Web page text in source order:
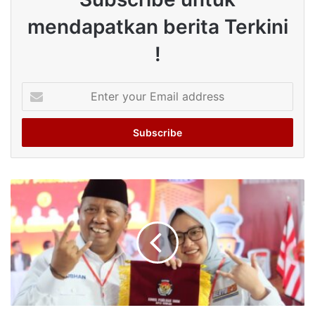
mendapatkan berita Terkini
!
your
Email